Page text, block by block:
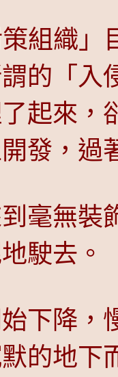
策組織
的「入
起來，
發，過
毫無裝
駛去。
下降，
的地下